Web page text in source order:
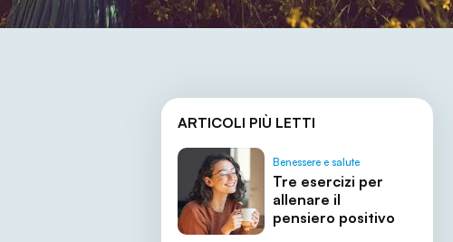
ARTICOLI PIÙ LETTI
Benessere e salute
Tre esercizi per
allenare il
pensiero positivo